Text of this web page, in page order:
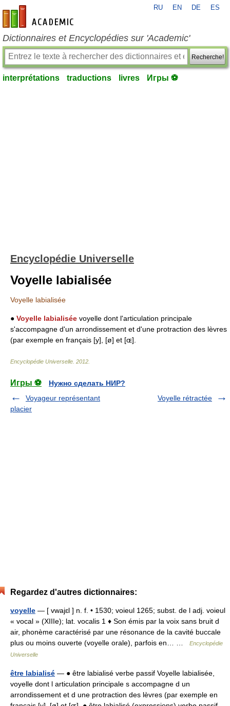
fr-academic.com
RU EN DE ES
Dictionnaires et Encyclopédies sur 'Academic'
Recherche!
interprétations traductions livres Игры ⚽
Encyclopédie Universelle
Voyelle labialisée
Voyelle labialisée
● Voyelle labialisée voyelle dont l'articulation principale
s'accompagne d'un arrondissement et d'une protraction des lèvres
(par exemple en français [y], [ø] et [ɶ].
Encyclopédie Universelle 2012
Игры ⚽
Нужно сделать НИР?
Voyageur représentant
placier
Voyelle rétractée
Regardez d'autres dictionnaires:
voyelle — [ vwajɛl ] n. f. • 1530; voieul 1265; subst. de l adj. voieul
« vocal » (XIIIe); lat. vocalis 1 ♦ Son émis par la voix sans bruit d
air, phonème caractérisé par une résonance de la cavité buccale
plus ou moins ouverte (voyelle orale), parfois en… …
Encyclopédie
Universelle
être labialisé — ● être labialisé verbe passif Voyelle labialisée,
voyelle dont l articulation principale s accompagne d un
arrondissement et d une protraction des lèvres (par exemple en